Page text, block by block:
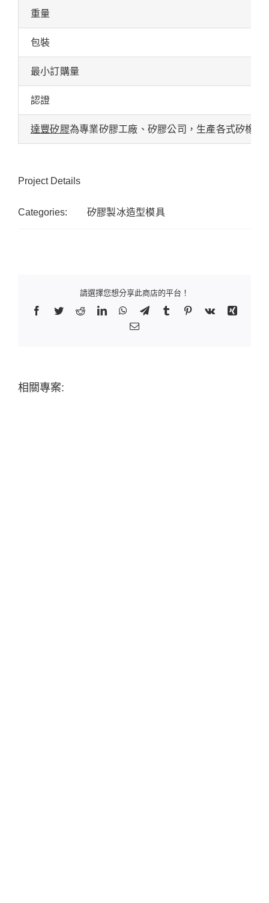
重量
包裝
最小訂購量
認證
達豐矽膠為專業矽膠工廠、矽膠公司，生產各式矽橡
Project Details
Categories: 矽膠製冰造型模具
請選擇您想分享此商店的平台！
Facebook
TwitterRedditLinkedInWhatsApp
TelegramTumblr Pinterest
Vk
Xing
Email:
相關專案: